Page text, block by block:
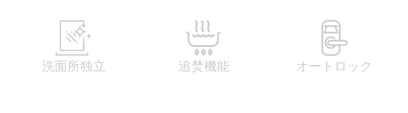
洗面所独立 追焚機能 オートロック